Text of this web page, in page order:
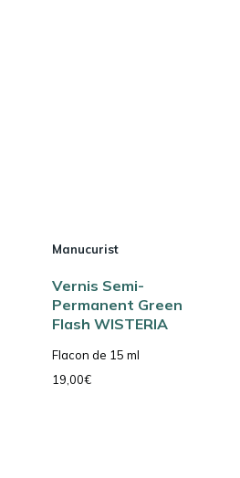
Manucurist
Vernis Semi-
Permanent Green
Flash WISTERIA
Flacon de 15 ml
19,00€